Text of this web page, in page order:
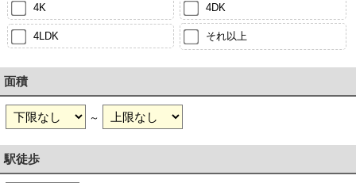
4K 4DK
4LDK それ以上
面積
～
駅徒歩